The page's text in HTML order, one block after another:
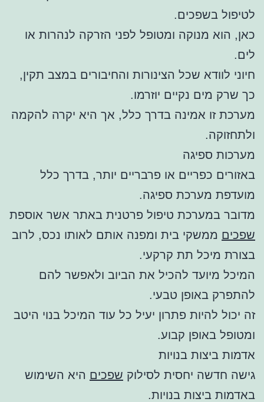
לטיפול בשפכים.
כאן, הוא מנוקה ומטופל לפני הזרקה לנהרות או
לים.
חיוני לוודא שכל הצינורות והחיבורים במצב תקין,
כך שרק מים נקיים יוזרמו.
מערכת זו אמינה בדרך כלל, אך היא יקרה להקמה
ולתחזוקה.
מערכות ספיגה
באזורים כפריים או פרבריים יותר, בדרך כלל
מועדפת מערכת ספיגה.
מדובר במערכת טיפול פרטנית באתר אשר אוספת
שפכים ממשקי בית ומפנה אותם לאותו נכס, לרוב
בצורת מיכל תת קרקעי.
המיכל מיועד להכיל את הביוב ולאפשר להם
להתפרק באופן טבעי.
זה יכול להיות פתרון יעיל כל עוד המיכל בנוי היטב
ומטופל באופן קבוע.
אדמות ביצות בנויות
גישה חדשה יחסית לסילוק שפכים היא השימוש
באדמות ביצות בנויות.